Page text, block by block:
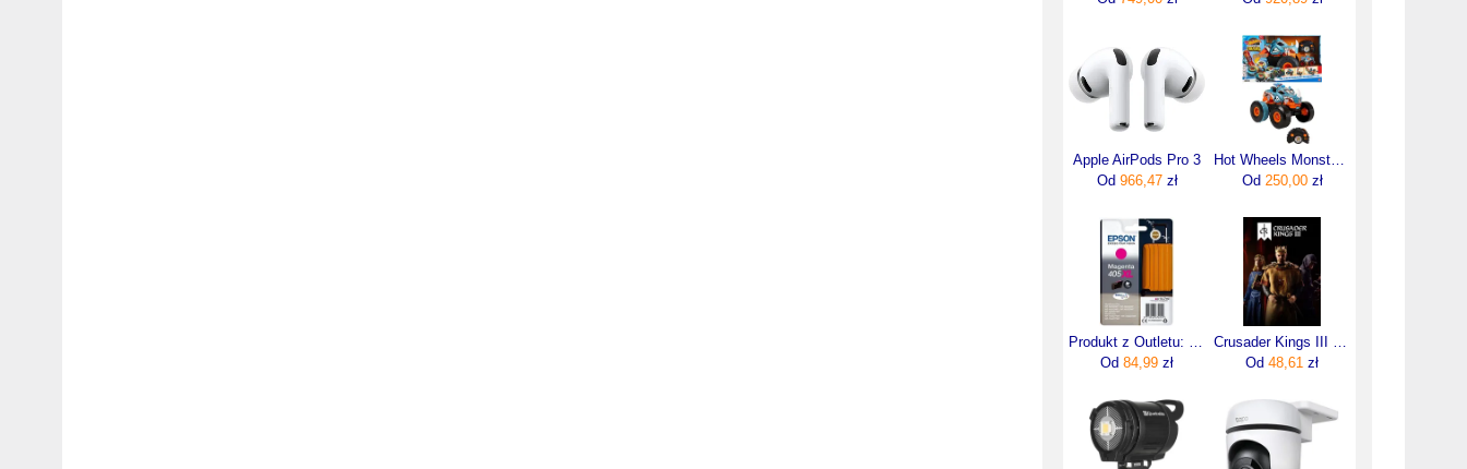
Apple AirPods Pro 3
Od 966,47zł
Od 250,00zł
Od 84,99 zł
Od 48,61 zł